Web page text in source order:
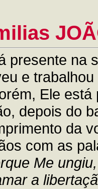
presente na
e
Ele
depois do
da
com as
Me
a